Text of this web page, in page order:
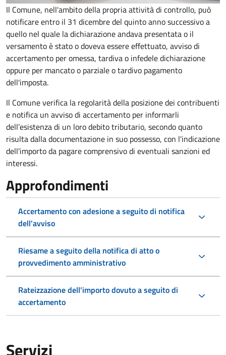
Il Comune, nell'ambito della propria attività di controllo, può
notificare entro il 31 dicembre del quinto annosuccessivo a
quello nel quale la dichiarazione andava presentata o il
versamento è stato o doveva essere effettuato, avviso di
accertamento per omessa, tardiva o infedele dichiarazione
oppure per mancato o parziale o tardivo pagamento
dell'imposta.
Il Comune verifica la regolarità della posizione dei contribuenti
e notifica un avviso di accertamento per informarli
dell’esistenza di un loro debito tributario, secondo quanto
risulta dalla documentazione in suo possesso, con l'indicazione
dell'importo da pagare comprensivo di eventuali sanzioni ed
interessi.
Approfondimenti
Accertamento con adesione a seguito di notifica
dell'avviso
Riesame a seguito della notifica di atto o
provvedimento amministrativo
Rateizzazione dell'importo dovuto a seguito di
accertamento